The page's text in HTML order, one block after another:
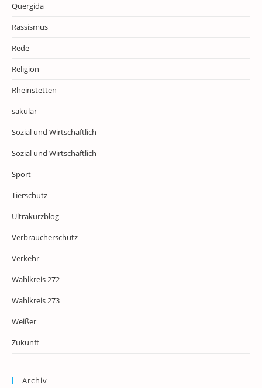
Quergida
Rassismus
Rede
Religion
Rheinstetten
säkular
Sozial und Wirtschaftlich
Sozial und Wirtschaftlich
Sport
Tierschutz
Ultrakurzblog
Verbraucherschutz
Verkehr
Wahlkreis 272
Wahlkreis 273
Weißer
Zukunft
Archiv